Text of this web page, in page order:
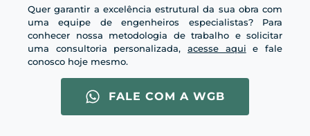
Quer garantir a excelência estrutural da sua obra com
uma equipe de engenheiros especialistas? Para
conhecer nossa metodologia de trabalho e solicitar
uma consultoria personalizada, acesse aqui e fale
conosco hoje mesmo.
FALE COM A WGB